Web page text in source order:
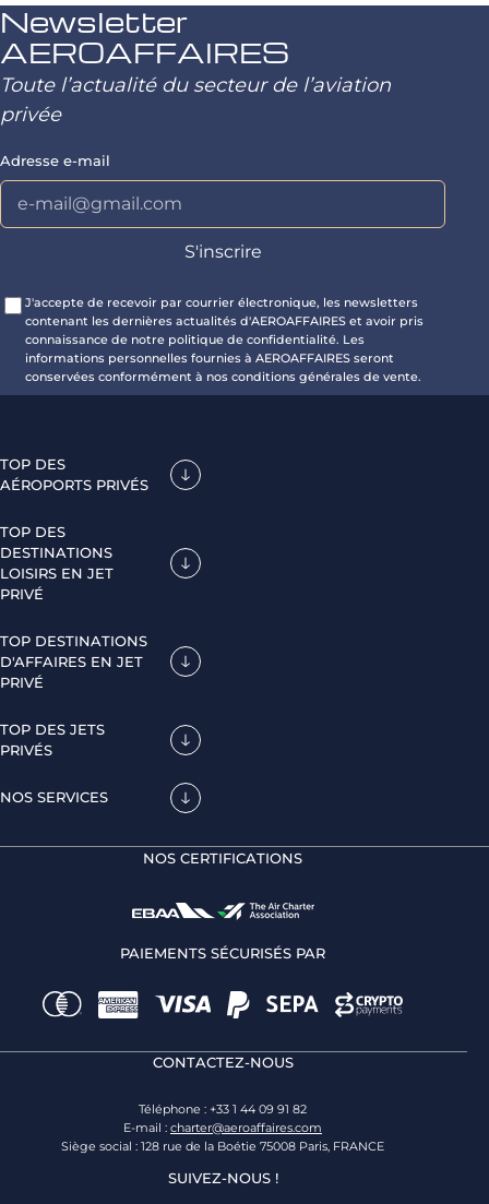
Newsletter
AEROAFFAIRES
Toute l’actualité du secteur de l’aviation
privée
Adresse e-mail
J'accepte de recevoir par courrier électronique, les newsletters
contenant les dernières actualités d'AEROAFFAIRES et avoir pris
connaissance de notre politique de confidentialité. Les
informations personnelles fournies à AEROAFFAIRES seront
conservées conformément à nos conditions générales de vente.
TOP DES
AÉROPORTS PRIVÉS
TOP DES
DESTINATIONS
LOISIRS EN JET
PRIVÉ
TOP DESTINATIONS
D'AFFAIRES EN JET
PRIVÉ
TOP DES JETS
PRIVÉS
NOS SERVICES
NOS CERTIFICATIONS
PAIEMENTS SÉCURISÉS PAR
CONTACTEZ-NOUS
Téléphone : +33 1 44 09 91 82
E-mail : charter@aeroaffaires.com
Siège social : 128 rue de la Boétie 75008 Paris, FRANCE
SUIVEZ-NOUS !